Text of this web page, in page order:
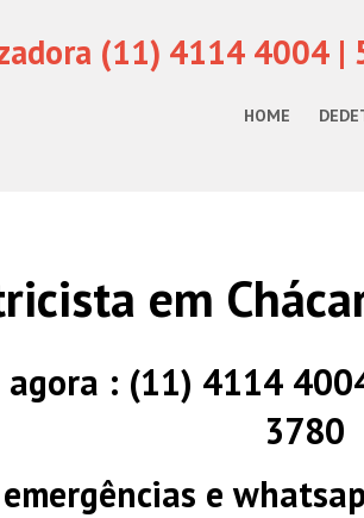
(11) 4114 4004 |
HOME
em
agora : (11) 4114
3780
emergências e